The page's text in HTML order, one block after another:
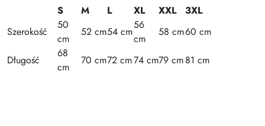
S M L XL XXL
3XL
Szerokość
50
cm
52 cm54 cm
56
cm
58 cm60 cm
Długość
68
cm
70 cm72 cm74 cm79 cm81 cm